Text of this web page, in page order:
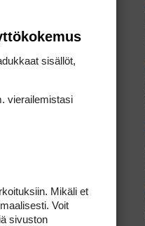
sijoittunut
del Centro,
sisällöt,
vierailemis­tasi
Mikäli et
Voit
sivuston